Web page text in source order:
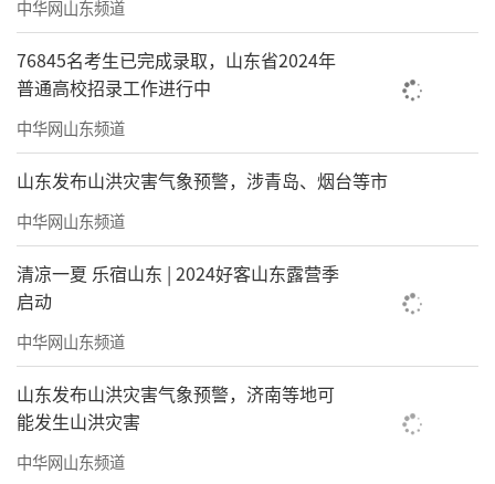
中华网山东频道
76845名考生已完成录取，山东省2024年
普通高校招录工作进行中
中华网山东频道
山东发布山洪灾害气象预警，涉青岛、烟台等市
中华网山东频道
清凉一夏 乐宿山东 | 2024好客山东露营季
启动
中华网山东频道
山东发布山洪灾害气象预警，济南等地可
能发生山洪灾害
中华网山东频道